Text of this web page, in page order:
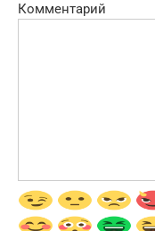
Комментарий